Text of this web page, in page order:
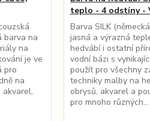
barva na
na
je ve
pro
na
akvarel,
teplo - 4 odstíny -
Barva SILK
jasná a výrazná
hedvábí i ostatní
vodní bázi s
použít pro všechny
techniky malby na
obrysů, akvarel a
pro mnoho různých...